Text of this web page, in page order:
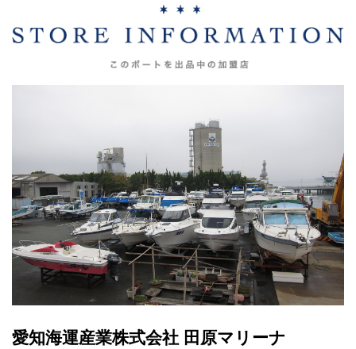
愛知海運産業株式会社 田原マリーナ